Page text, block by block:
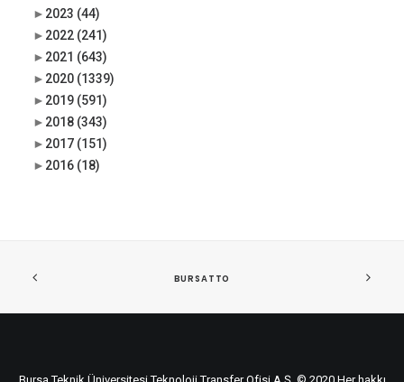
► 2023 (44)
► 2022 (241)
► 2021 (643)
► 2020 (1339)
► 2019 (591)
► 2018 (343)
► 2017 (151)
► 2016 (18)
BURSATTO